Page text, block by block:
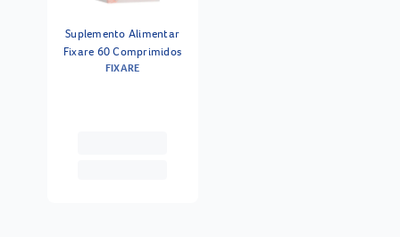
Suplemento Alimentar
Fixare 60 Comprimidos
FIXARE